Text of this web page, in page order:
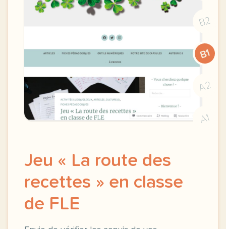
B2
B1
A2
A1
Jeu « La route des
recettes » en classe
de FLE